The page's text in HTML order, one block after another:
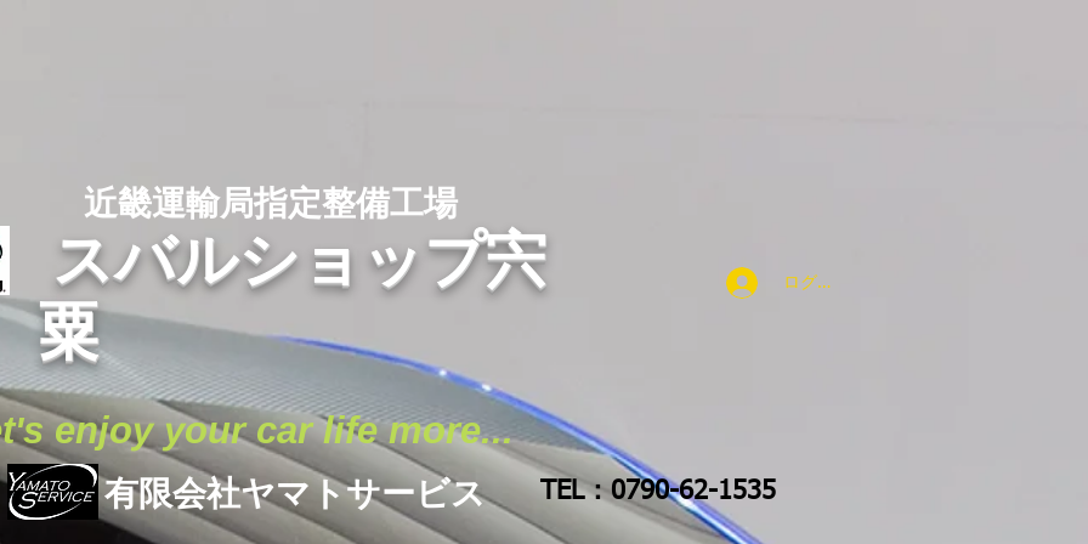
スバルショップ宍
粟
​ 近畿運輸局指定整備工場
ログイン
enjoy your car life more...
​有限会社ヤマトサービス ​ TEL：0790-62-1535